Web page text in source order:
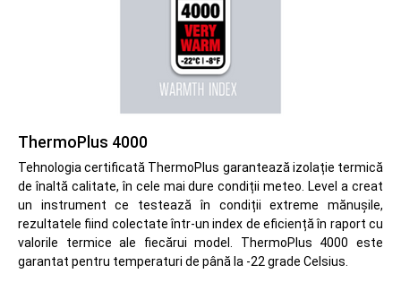
ThermoPlus 4000
Tehnologia certificată ThermoPlus garantează izolație termică
de înaltă calitate, în cele mai dure condiții meteo. Level a creat
un instrument ce testează în condiții extreme mănușile,
rezultatele fiind colectate într-un index de eficiență în raport cu
valorile termice ale fiecărui model. ThermoPlus 4000 este
garantat pentru temperaturi de până la -22 grade Celsius.